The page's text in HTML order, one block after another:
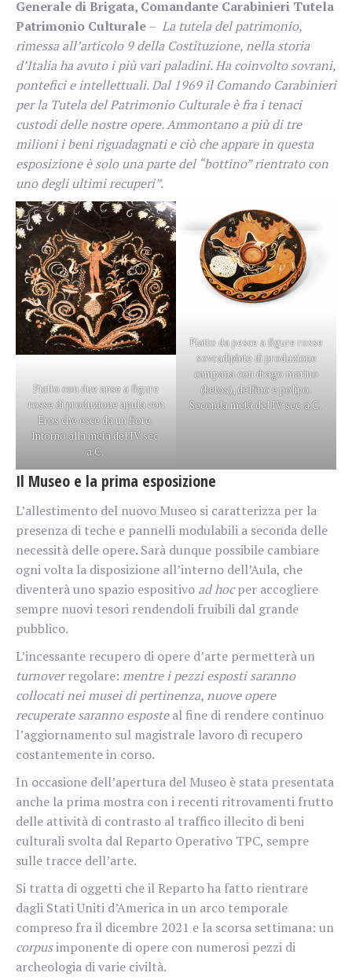
Generale di Brigata, Comandante Carabinieri Tutela
Patrimonio Culturale– La tutela del patrimonio,
rimessa all’articolo 9 della Costituzione, nella storia
d’Italia ha avuto i più vari paladini. Ha coinvolto sovrani,
pontefici e intellettuali. Dal 1969 il Comando Carabinieri
per la Tutela del Patrimonio Culturale è fra i tenaci
custodi delle nostre opere. Ammontano a più di tre
milioni i beni riguadagnati e ciò che appare in questa
esposizione è solo una parte del “bottino” rientrato con
uno degli ultimi recuperi”.
Piatto con due anse a figure
rosse di produzione apula con
Eros che esce da un fiore.
Intorno alla metà del IV sec.
a.C.
Piatto da pesce a figure rosse
sovradipinte di produzione
campana con drago marino
(ketos), delfino e polipo.
Seconda metà del IV sec. a.C.
Il Museo e la prima esposizione
L’allestimento del nuovo Museo si caratterizza per la
presenza di teche e pannelli modulabili a seconda delle
necessità delle opere. Sarà dunque possibile cambiare
ogni volta la disposizione all’interno dell’Aula, che
diventerà uno spazio espositivo ad hocper accogliere
sempre nuovi tesori rendendoli fruibili dal grande
pubblico.
L’incessante recupero di opere d’arte permetterà un
turnoverregolare: mentre i pezzi esposti saranno
collocati nei musei di pertinenza, nuove opere
recuperate saranno esposteal fine di rendere continuo
l’aggiornamento sul magistrale lavoro di recupero
costantemente in corso.
In occasione dell’apertura del Museo è stata presentata
anche la prima mostra con i recenti ritrovamenti frutto
delle attività di contrasto al traffico illecito di beni
culturali svolta dal Reparto Operativo TPC, sempre
sulle tracce dell’arte.
Si tratta di oggetti che il Reparto ha fatto rientrare
dagli Stati Uniti d’America in un arco temporale
compreso fra il dicembre 2021 e la scorsa settimana: un
corpusimponente di opere con numerosi pezzi di
archeologia di varie civiltà.